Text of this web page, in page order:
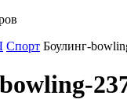
Спорт Боулинг-